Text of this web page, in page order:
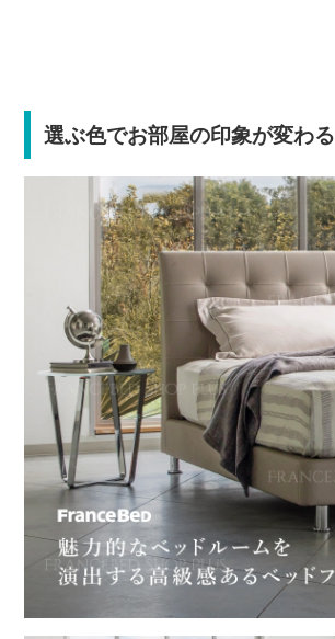
選ぶ色でお部屋の印象が変わる